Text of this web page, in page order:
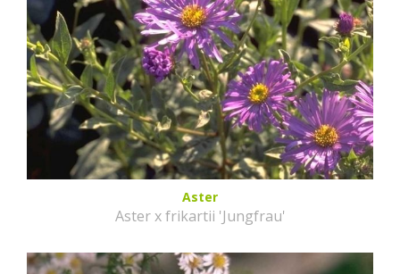
Aster
Aster x frikartii 'Jungfrau'